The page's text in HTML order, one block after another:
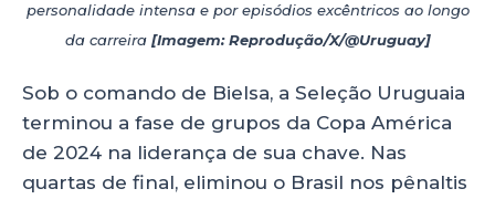
personalidade intensa e por episódios excêntricos ao longo
da carreira [Imagem: Reprodução/X/@Uruguay]
Sob o comando de Bielsa, a Seleção Uruguaia
terminou a fase de grupos da Copa América
de 2024 na liderança de sua chave. Nas
quartas de final, eliminou o Brasil nos pênaltis